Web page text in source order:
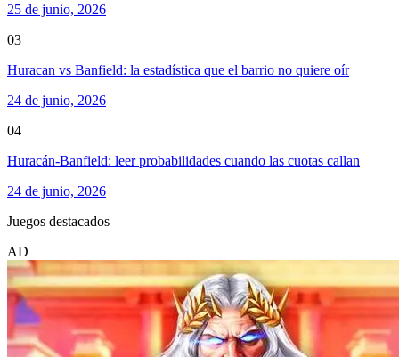
25 de junio, 2026
03
Huracan vs Banfield: la estadística que el barrio no quiere oír
24 de junio, 2026
04
Huracán-Banfield: leer probabilidades cuando las cuotas callan
24 de junio, 2026
Juegos destacados
AD